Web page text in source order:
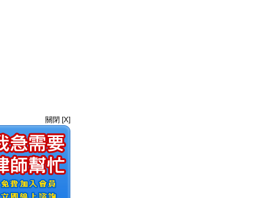
關閉 [X]